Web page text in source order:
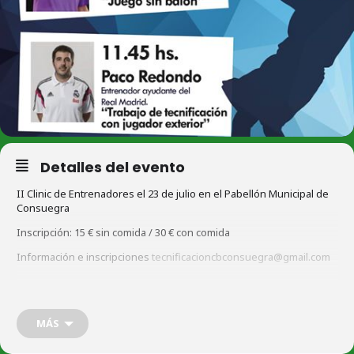
Detalles del evento
II Clinic de Entrenadores el 23 de julio en el Pabellón Municipal de
Consuegra
Inscripción: 15 € sin comida / 30 € con comida
Información e inscripciones tecnificacioncbconsuegra@gmail.com
10:00 h Javier Juarez, entrenador de equipos junior y EBA del Real
Madrid
MÁS